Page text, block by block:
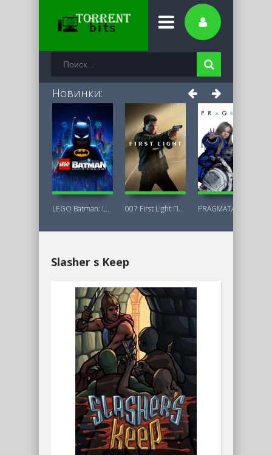
Новинки:
LEGO Batman: Legacy of the Dark Knight 007 First Light Последняя Версия
Slasher s Keep